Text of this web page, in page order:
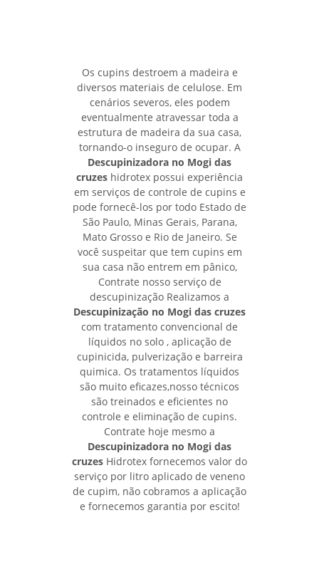
Os cupins destroem a madeira e
diversos materiais de celulose. Em
cenários severos, eles podem
eventualmente atravessar toda a
estrutura de madeira da sua casa,
tornando-o inseguro de ocupar. A
Descupinizadora no Mogi das
cruzes hidrotex possui experiência
em serviços de controle de cupins e
pode fornecê-los por todo Estado de
São Paulo, Minas Gerais, Parana,
Mato Grosso e Rio de Janeiro. Se
você suspeitar que tem cupins em
sua casa não entrem em pânico,
Contrate nosso serviço de
descupinização Realizamos a
Descupinização no Mogi das cruzes
com tratamento convencional de
líquidos no solo , aplicação de
cupinicida, pulverização e barreira
quimica. Os tratamentos líquidos
são muito eficazes,nosso técnicos
são treinados e eficientes no
controle e eliminação de cupins.
Contrate hoje mesmo a
Descupinizadora no Mogi das
cruzes Hidrotex fornecemos valor do
serviço por litro aplicado de veneno
de cupim, não cobramos a aplicação
e fornecemos garantia por escito!